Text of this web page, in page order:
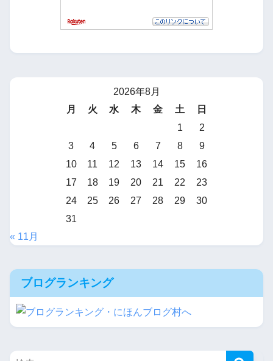
2026年8月
月
火 水 木 金 土
日
1
2
3
4 5 6 7 8
9
10
11 12 13 14 15
16
17
18 19 20 21 22
23
24
25 26 27 28 29
30
31
« 11月
ブログランキング